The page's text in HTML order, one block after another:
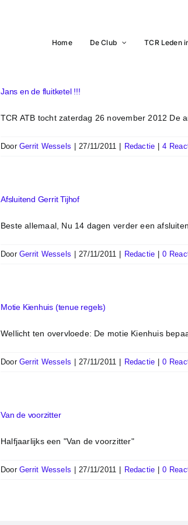
Home De Club TCR Leden
Jans en de fluitketel !!!
TCR ATB tocht zaterdag 26 november 2012 De
DoorGerrit Wessels 27/11/2011 Redactie 4
Afsluitend Gerrit Tijhof
Beste allemaal, Nu 14 dagen verder een
DoorGerrit Wessels 27/11/2011 Redactie 0
Motie Kienhuis (tenue regels)
Wellicht ten overvloede: De motie Kienhuis
DoorGerrit Wessels 27/11/2011 Redactie 0
Van de voorzitter
Halfjaarlijks een "Van de voorzitter"
DoorGerrit Wessels 27/11/2011 Redactie 0